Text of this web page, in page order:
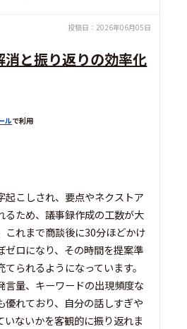
投稿日： 2026年06月05日
消と振り返りの効率化
ルで利用
起こしされ、要点やネクストア
るため、議事録作成の工数が大
これまで商談後に30分ほどかけ
ゼロになり、その時間を提案準
られるようになっています。
言量、キーワードの出現頻度な
優れており、自分の話しすぎや
いないかを客観的に振り返れま